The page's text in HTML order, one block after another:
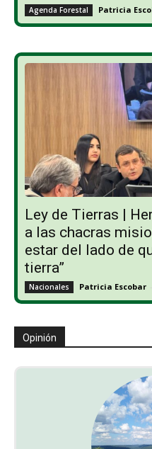
Agenda Forestal Patricia
Ley de Tierras |
a las chacras
estar del lado de
tierra”
Nacionales Patricia Escobar -
Opinión